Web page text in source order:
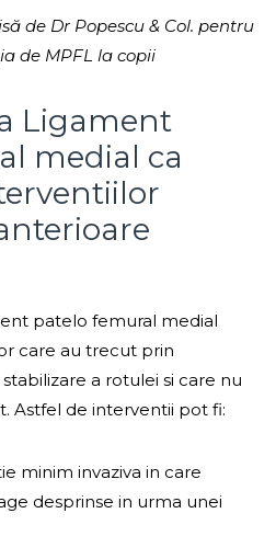
de Dr Popescu & Col. pentru
de MPFL la copii
Ligament
medial ca
patelo femural medial
care au trecut prin
a rotulei si care nu
Astfel de interventii pot fi:
minim invaziva in care
desprinse in urma unei